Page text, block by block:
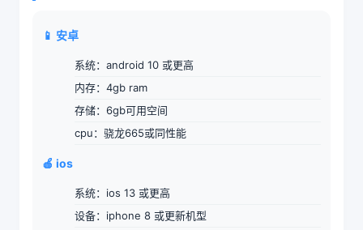
📱 安卓
系统：android 10 或更高
内存：4gb ram
存储：6gb可用空间
cpu：骁龙665或同性能
🍎 ios
系统：ios 13 或更高
设备：iphone 8 或更新机型